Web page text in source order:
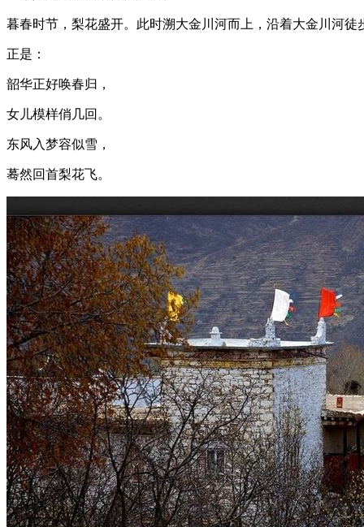
暮春时节，梨花盛开。此时溯大金川河而上，沿着大金川河
正是：
韶华正好唤春归，
女儿模样俏几回。
东风入梦容似雪，
蓦然回首梨花飞。